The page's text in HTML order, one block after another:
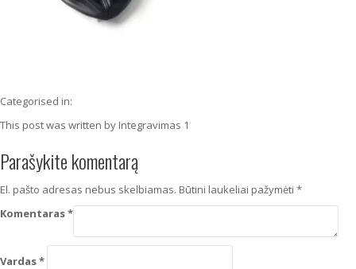
Categorised in:
This post was written by Integravimas 1
Parašykite komentarą
El. pašto adresas nebus skelbiamas. Būtini laukeliai pažymėti *
Komentaras*
Vardas*